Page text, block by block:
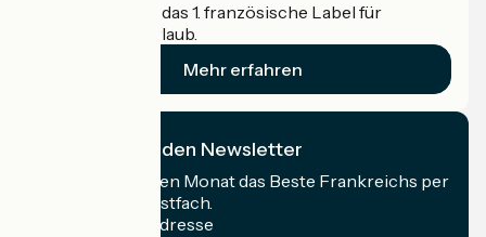
Accueil Vélo ist das 1. französische Label für
Radfahrer im Urlaub.
Mehr erfahren
Ich abonniere den Newsletter
Erhalten Sie jeden Monat das Beste Frankreichs per
Rad in Ihrem Postfach.
Meine E-Mail-Adresse